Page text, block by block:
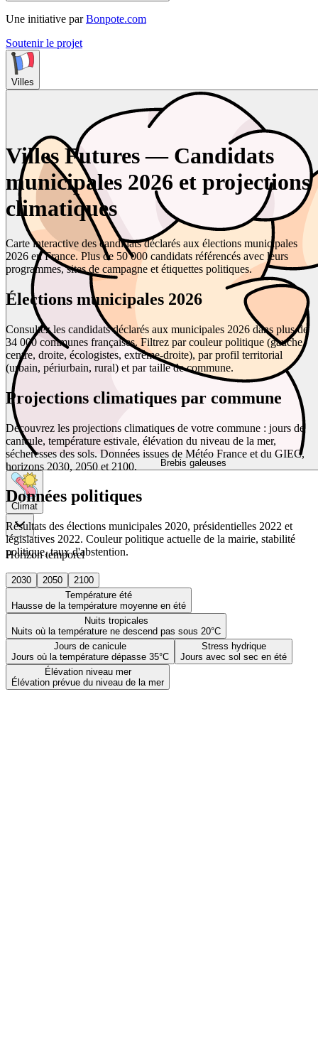
Une initiative par Bonpote.com
Soutenir le projet
Villes
Brebis galeuses
Climat
Horizon temporel
2030 2050
2100
Température été
Hausse de la température moyenne en été
Nuits tropicales
Nuits où la température ne descend pas sous 20°C
Jours de canicule
Jours où la température dépasse 35°C
Stress hydrique
Jours avec sol sec en été
Élévation niveau mer
Élévation prévue du niveau de la mer
Villes Futures — Candidats
municipales 2026 et projections
climatiques
Carte interactive des candidats déclarés aux élections municipales
2026 en France. Plus de 50 000 candidats référencés avec leurs
programmes, sites de campagne et étiquettes politiques.
Élections municipales 2026
Consultez les candidats déclarés aux municipales 2026 dans plus de
34 000 communes françaises. Filtrez par couleur politique (gauche,
centre, droite, écologistes, extrême-droite), par profil territorial
(urbain, périurbain, rural) et par taille de commune.
Projections climatiques par commune
Découvrez les projections climatiques de votre commune : jours de
canicule, température estivale, élévation du niveau de la mer,
sécheresses des sols. Données issues de Météo France et du GIEC,
horizons 2030, 2050 et 2100.
Données politiques
Résultats des élections municipales 2020, présidentielles 2022 et
législatives 2022. Couleur politique actuelle de la mairie, stabilité
politique, taux d'abstention.